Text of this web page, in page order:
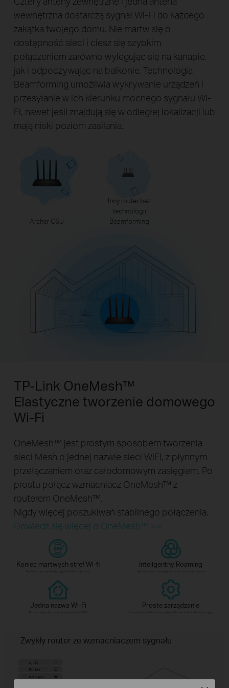
wewnętrzna dostarczą sygnał Wi-Fi do każdego
zakątka twojego domu. Nie martw się o
dostępność sieci i ciesz się szybkim
połączeniem zarówno wylegując się na kanapie,
jak i odpoczywając na balkonie. Technologia
Beamforming umożliwia wykrywanie urządzeń i
przesyłanie w ich kierunku mocnego sygnału Wi-
Fi, nawet jeśli znajdują się w odległej lokalizacji lub
mają niski poziom zasilania.
Archer C6U
Inny router bez
technologii
Beamforming
TP-Link OneMesh™
Elastyczne tworzenie domowego
Wi-Fi
OneMesh™ jest prostym sposobem tworzenia
sieci Mesh o jednej nazwie sieci WiFi, z płynnym
przełączaniem oraz całodomowym zasięgiem. Po
prostu połącz wzmacniacz OneMesh™ z
routerem OneMesh™.
Nigdy więcej poszukiwań stabilnego połączenia.
Dowiedz się więcej o OneMesh™ >>
Koniec martwych stref Wi-fi Inteligentny Roaming
Jedna nazwa Wi-Fi Proste zarządzanie
Zwykły router ze wzmacniaczem sygnału